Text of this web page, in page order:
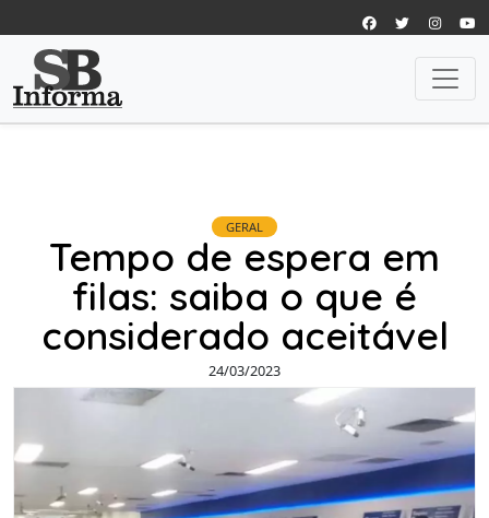
GERAL
Tempo de espera em
filas: saiba o que é
considerado aceitável
24/03/2023